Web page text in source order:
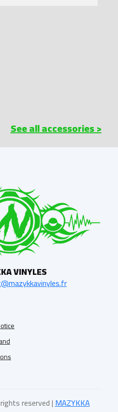
See all accessories >
VINYLES
reserved |MAZYKKA